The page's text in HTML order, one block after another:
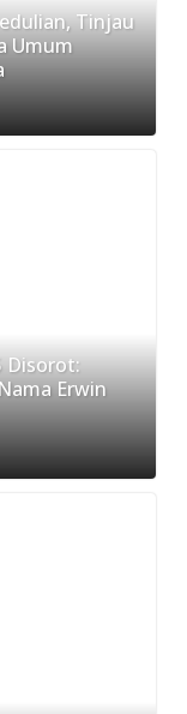
Tinjau
Umum
Disorot:
Erwin